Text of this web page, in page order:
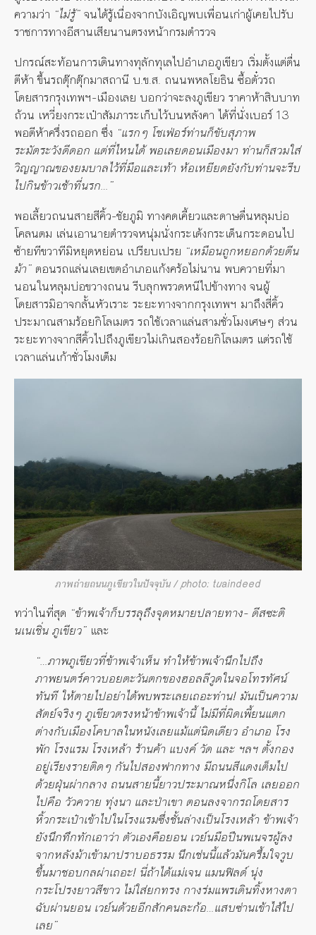
ความว่า “ไม่รู้”จนได้รู้เนื่องจากบังเอิญพบเพื่อนเก่าผู้เคยไปรับ
ราชการทางอีสานเสียนานตรงหน้ากรมตำรวจ
ปกรณ์สะท้อนการเดินทางทุลักทุเลไปอำเภอภูเขียว เริ่มตั้งแต่ตื่น
ตีห้า ขึ้นรถตุ๊กตุ๊กมาสถานี บ.ข.ส. ถนนพหลโยธิน ซื้อตั๋วรถ
โดยสารกรุงเทพฯ-เมืองเลย บอกว่าจะลงภูเขียว ราคาห้าสิบบาท
ถ้วน เหวี่ยงกระเป๋าสัมภาระเก็บไว้บนหลังคา ได้ที่นั่งเบอร์ 13
พอตีห้าครึ่งรถออก ซึ่ง “แรกๆ โชเฟ่อร์ท่านก็ขับสุภาพ
ระมัดระวังดีดอก แต่ที่ไหนได้ พอเลยดอนเมืองมา ท่านก็สวมใส่
วิญญาณของยมบาลไว้ที่มือและเท้า ห้อเหยียดยังกับท่านจะรีบ
ไปกินข้าวเช้าที่นรก…”
พอเลี้ยวถนนสายสีคิ้ว-ชัยภูมิ ทางคดเคี้ยวและดาษดื่นหลุมบ่อ
โคลนตม เล่นเอานายตำรวจหนุ่มนั่งกระเด้งกระเด็นกระดอนไป
ซ้ายทีขวาทีมิหยุดหย่อน เปรียบเปรย “เหมือนถูกหยอกด้วยตีน
ม้า” ตอนรถแล่นเลยเขตอำเภอแก้งคร้อไม่นาน พบควายที่มา
นอนในหลุมบ่อขวางถนน รีบลุกพรวดหนีไปข้างทาง จนผู้
โดยสารมิอาจกลั้นหัวเราะ ระยะทางจากกรุงเทพฯ มาถึงสี่คิ้ว
ประมาณสามร้อยกิโลเมตร รถใช้เวลาแล่นสามชั่วโมงเศษๆ ส่วน
ระยะทางจากสีคิ้วไปถึงภูเขียวไม่เกินสองร้อยกิโลเมตร แต่รถใช้
เวลาแล่นเก้าชั่วโมงเต็ม
ภาพถ่ายถนนภูเขียวในปัจจุบัน / photo: tuaindeed
ทว่าในที่สุด “ข้าพเจ้าก็บรรลุถึงจุดหมายปลายทาง- ดีสซะติ
นเนเชิ่น ภูเขียว” และ
“…ภาพภูเขียวที่ข้าพเจ้าเห็น ทำให้ข้าพเจ้านึกไปถึง
ภาพยนตร์คาวบอยตะวันตกของฮอลลีวูดในจอโทรทัศน์
ทันที ให้ตายไปอย่าได้พบพระเลยเถอะท่าน!มันเป็นความ
สัตย์จริงๆ ภูเขียวตรงหน้าข้าพเจ้านี้ ไม่มีที่ผิดเพี้ยนแตก
ต่างกับเมืองโคบาลในหนังเลยแม้แต่นิดเดียว อำเภอ โรง
พัก โรงแรม โรงเหล้า ร้านค้า แบงค์ วัด และ ฯลฯ ตั้งกอง
อยู่เรียงรายติดๆ กันไปสองฟากทาง มีถนนสีแดงเต็มไป
ด้วยฝุ่นผ่ากลาง ถนนสายนี้ยาวประมาณหนึ่งกิโล เลยออก
ไปคือ วัวควาย ทุ่งนา และป่าเขา ตอนลงจากรถโดยสาร
หิ้วกระเป๋าเข้าไปในโรงแรมซึ่งชั้นล่างเป็นโรงเหล้า ข้าพเจ้า
ยังนึกทึกทักเอาว่า ตัวเองคือยอน เวย์นมือปืนพเนจรผู้ลง
จากหลังม้าเข้ามาปราบอธรรม นึกเช่นนี้แล้วมันครึ้มใจวูบ
ขึ้นมาชอบกลผ่าเถอะ! นี่ถ้าได้แม่เจน แมนฟิลด์ นุ่ง
กระโปรงยาวสีขาว ไม่ใส่ยกทรง กางร่มแพรเดินทิ้งหางตา
ฉับผ่านยอน เวย์นด้วยอีกสักคนละก้อ…แสบซ่านเข้าไส้ไป
เลย”